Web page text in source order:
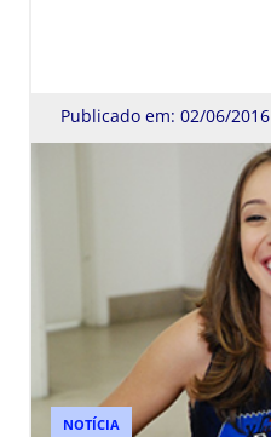
Publicado em: 02/06/2016
NOTÍCIA